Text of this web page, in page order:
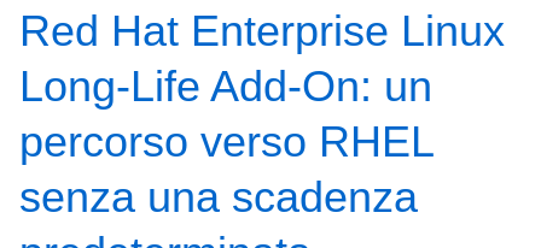
Red Hat Enterprise Linux
Long-Life Add-On: un
percorso verso RHEL
senza una scadenza